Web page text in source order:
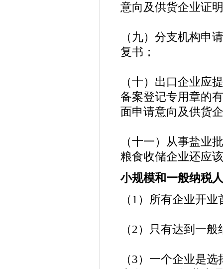
意向及供货企业证
（九）分支机构申
复书；
（十）出口企业应
备案登记专用章的
面申请意向及供货
（十一）从事盐业
粮食收储企业还应
小规模和一般纳税
（1）所有企业开
（2）只有达到一
（3）一个企业是